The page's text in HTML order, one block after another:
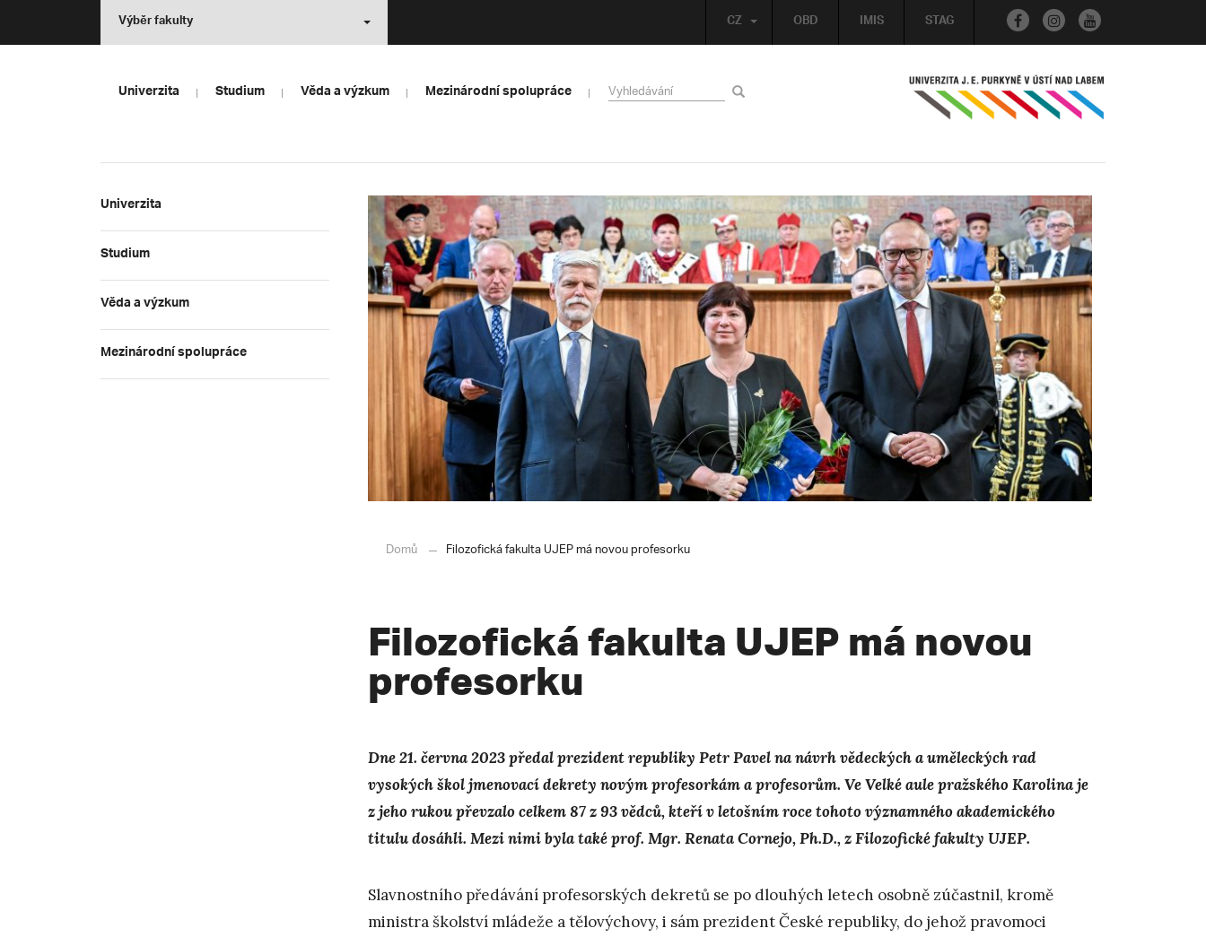
OBD IMIS STAG
CZ
Výběr fakulty
Univerzita Studium Věda a výzkum Mezinárodní spolupráce
Univerzita
Studium
Věda a výzkum
Mezinárodní spolupráce
Domů Filozofická fakulta UJEP má novou profesorku
Filozofická fakulta UJEP má novou
profesorku
Dne 21. června 2023 předal prezident republiky Petr Pavel na návrh vědeckých a uměleckých rad
vysokých škol jmenovací dekrety novým profesorkám a profesorům. Ve Velké aule pražského Karolina je
z jeho rukou převzalo celkem 87 z 93 vědců, kteří v letošním roce tohoto významného akademického
titulu dosáhli. Mezi nimi byla také prof. Mgr. Renata Cornejo, Ph.D., z Filozofické fakulty UJEP.
Slavnostního předávání profesorských dekretů se po dlouhých letech osobně zúčastnil, kromě
ministra školství mládeže a tělovýchovy, i sám prezident České republiky, do jehož pravomoci